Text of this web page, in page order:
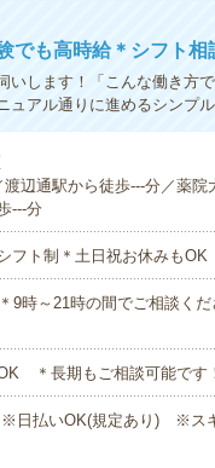
も高時給＊シフト相
いします！「こんな働き方
アル通りに進めるシンプル
辺通駅から徒歩---分／薬
---分
フト制＊土日祝お休みもOK
9時～21時の間でご相談く
＊長期もご相談可能で
日払いOK(規定あり) ※ス